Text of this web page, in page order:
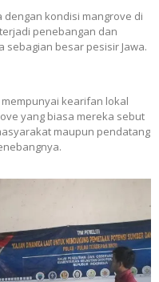
dengan kondisi mangrove di
penebangan dan
sebagian besar pesisir Jawa.
kearifan lokal
yang biasa mereka sebut
maupun pendatang